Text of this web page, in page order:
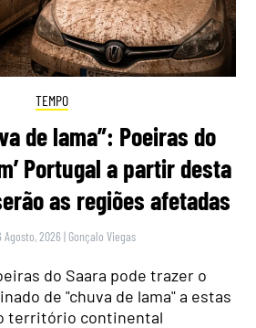
TEMPO
de lama”: Poeiras do
Portugal a partir desta
as regiões afetadas
Agosto, 2026 | Gonçalo Viegas
do Saara pode trazer o
de "chuva de lama" a estas
território continental